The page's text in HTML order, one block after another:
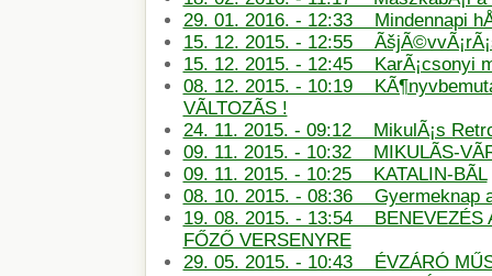
29. 01. 2016. - 12:33 Mindennapi
15. 12. 2015. - 12:55
15. 12. 2015. - 12:45 KarÃ¡csonyi
08. 12. 2015. - 10:19
VÃLTOZÃS !
24. 11. 2015. - 09:12 MikulÃ¡s
09. 11. 2015. - 10:32 MIKULÃS-
09. 11. 2015. - 10:25 KATALIN-BÃL
08. 10. 2015. - 08:36 Gyermeknap
19. 08. 2015. - 13:54 BENEVEZÉS
FŐZŐ VERSENYRE
29. 05. 2015. - 10:43 ÉVZÁRÓ